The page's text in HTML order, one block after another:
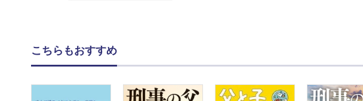
こちらもおすすめ